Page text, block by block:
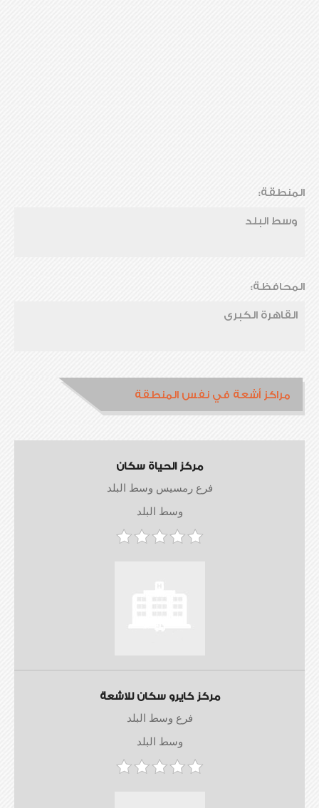
المنطقة:
وسط البلد
المحافظة:
القاهرة الكبرى
مراكز أشعة في نفس المنطقة
مركز الحياة سكان
فرع رمسيس وسط البلد
وسط البلد
مركز كايرو سكان للاشعة
فرع وسط البلد
وسط البلد